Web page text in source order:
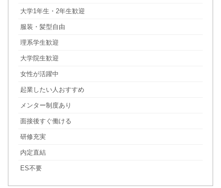
大学1年生・2年生歓迎
服装・髪型自由
理系学生歓迎
大学院生歓迎
女性が活躍中
起業したい人おすすめ
メンター制度あり
面接後すぐ働ける
研修充実
内定直結
ES不要